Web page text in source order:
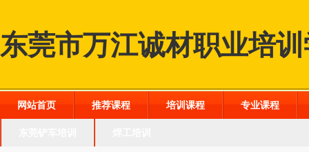
东莞市万江诚材职业培
网站首页 推荐课程 培训课程 专业课程